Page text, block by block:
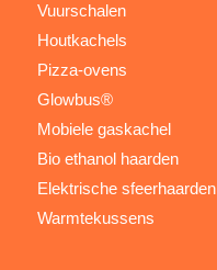
Vuurschalen
Houtkachels
Pizza-ovens
Glowbus®
Mobiele gaskachel
Bio ethanol haarden
Elektrische sfeerhaarden
Warmtekussens